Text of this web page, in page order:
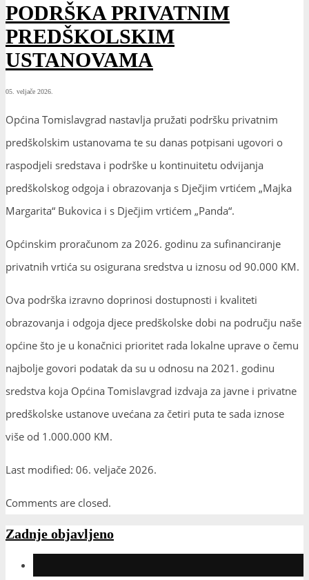
PODRŠKA PRIVATNIM
PREDŠKOLSKIM
USTANOVAMA
05. veljače 2026.
Općina Tomislavgrad nastavlja pružati podršku privatnim
predškolskim ustanovama te su danas potpisani ugovori o
raspodjeli sredstava i podrške u kontinuitetu odvijanja
predškolskog odgoja i obrazovanja s Dječjim vrtićem „Majka
Margarita“ Bukovica i s Dječjim vrtićem „Panda“.
Općinskim proračunom za 2026. godinu za sufinanciranje
privatnih vrtića su osigurana sredstva u iznosu od 90.000 KM.
Ova podrška izravno doprinosi dostupnosti i kvaliteti
obrazovanja i odgoja djece predškolske dobi na području naše
općine što je u konačnici prioritet rada lokalne uprave o čemu
najbolje govori podatak da su u odnosu na 2021. godinu
sredstva koja Općina Tomislavgrad izdvaja za javne i privatne
predškolske ustanove uvećana za četiri puta te sada iznose
više od 1.000.000 KM.
Last modified: 06. veljače 2026.
Comments are closed.
Zadnje objavljeno